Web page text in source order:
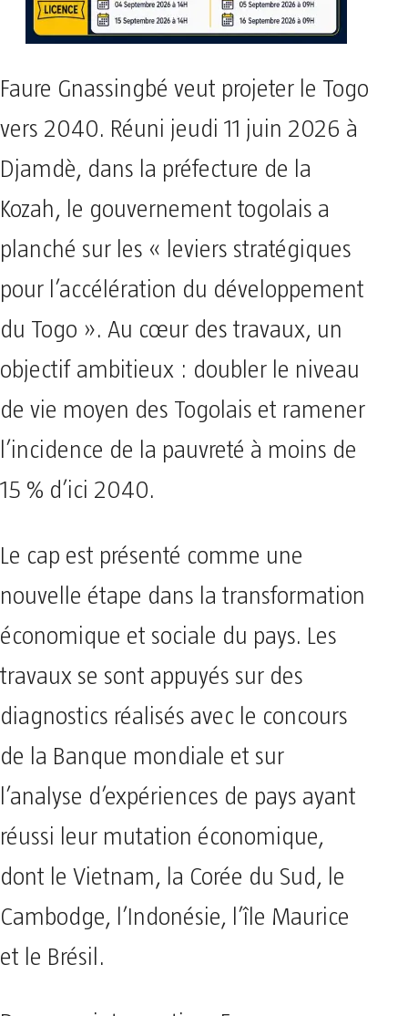
Faure Gnassingbé veut projeter le Togo
vers 2040. Réuni jeudi 11 juin 2026 à
Djamdè, dans la préfecture de la
Kozah, le gouvernement togolais a
planché sur les « leviers stratégiques
pour l’accélération du développement
du Togo ». Au cœur des travaux, un
objectif ambitieux : doubler le niveau
de vie moyen des Togolais et ramener
l’incidence de la pauvreté à moins de
15 % d’ici 2040.
Le cap est présenté comme une
nouvelle étape dans la transformation
économique et sociale du pays. Les
travaux se sont appuyés sur des
diagnostics réalisés avec le concours
de la Banque mondiale et sur
l’analyse d’expériences de pays ayant
réussi leur mutation économique,
dont le Vietnam, la Corée du Sud, le
Cambodge, l’Indonésie, l’île Maurice
et le Brésil.